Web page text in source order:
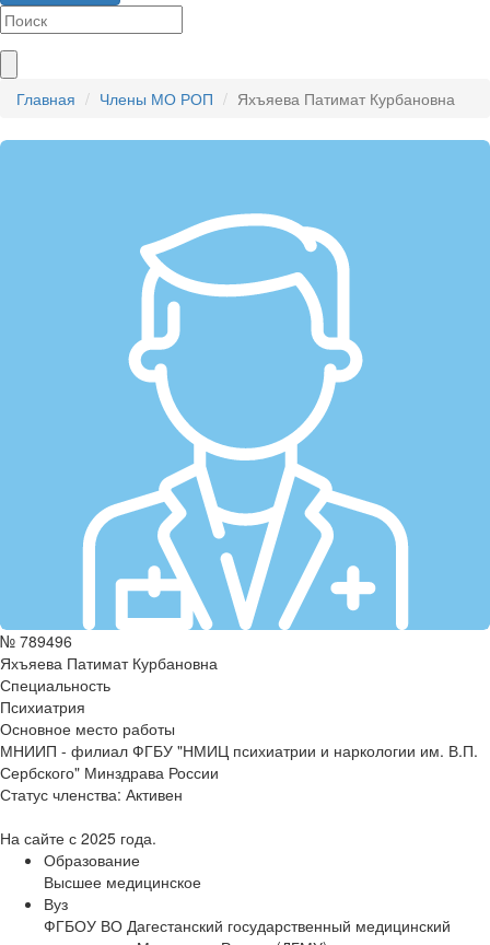
Главная Члены МО РОП Яхъяева Патимат Курбановна
№ 789496
Яхъяева Патимат Курбановна
Специальность
Психиатрия
Основное место работы
МНИИП - филиал ФГБУ "НМИЦ психиатрии и наркологии им. В.П.
Сербского" Минздрава России
Статус членства: Активен
На сайте с 2025 года.
Образование
Высшее медицинское
Вуз
ФГБОУ ВО Дагестанский государственный медицинский